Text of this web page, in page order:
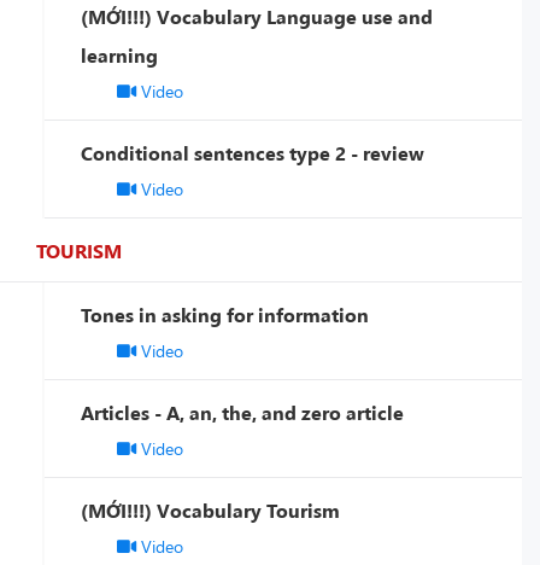
(MỚI!!!) Vocabulary Language use and
learning
Video
Conditional sentences type 2 - review
Video
TOURISM
Tones in asking for information
Video
Articles - A, an, the, and zero article
Video
(MỚI!!!) Vocabulary Tourism
Video